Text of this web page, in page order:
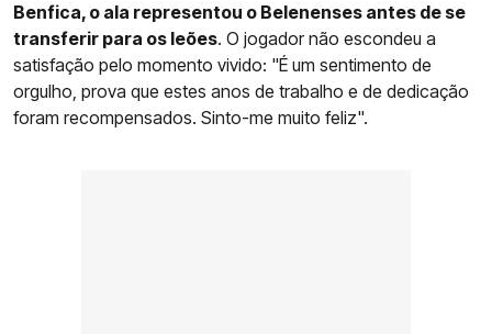
Benfica, o ala representou o Belenenses antes de se
transferir para os leões. O jogador não escondeu a
satisfação pelo momento vivido: "É um sentimento de
orgulho, prova que estes anos de trabalho e de dedicação
foram recompensados. Sinto-me muito feliz".